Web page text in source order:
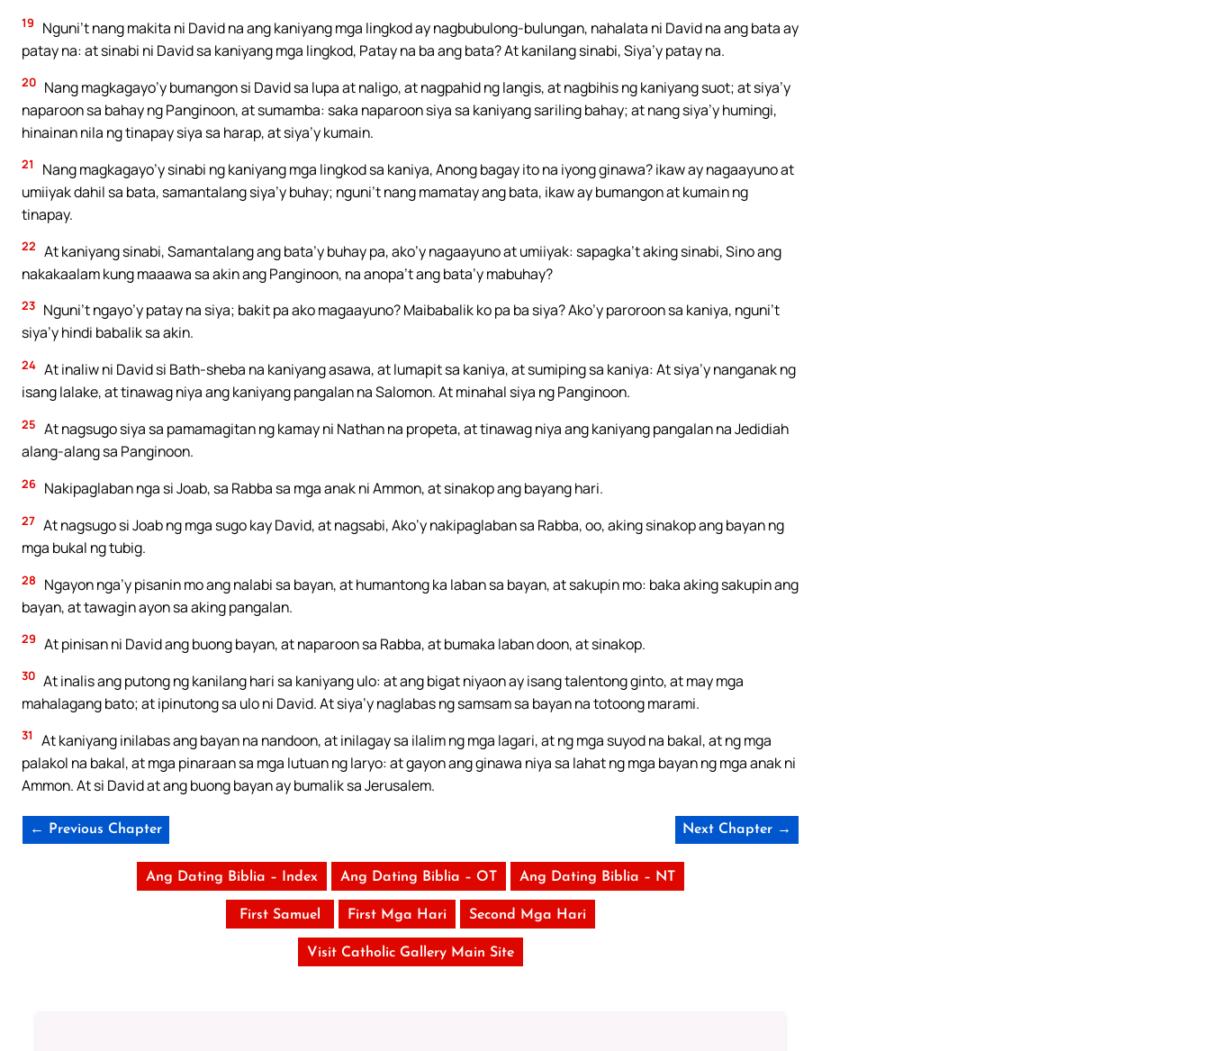
19
Nguni’t nang makita ni David na ang kaniyang mga lingkod ay nagbubulong-bulungan, nahalata ni David na ang bata ay
patay na: at sinabi ni David sa kaniyang mga lingkod, Patay na ba ang bata? At kanilang sinabi, Siya’y patay na.
20 Nang magkagayo’y bumangon si David sa lupa at naligo, at nagpahid ng langis, at nagbihis ng kaniyang suot; at siya’y
naparoon sa bahay ng Panginoon, at sumamba: saka naparoon siya sa kaniyang sariling bahay; at nang siya’y humingi,
hinainan nila ng tinapay siya sa harap, at siya’y kumain.
21
Nang magkagayo’y sinabi ng kaniyang mga lingkod sa kaniya, Anong bagay ito na iyong ginawa? ikaw ay nagaayuno at
umiiyak dahil sa bata, samantalang siya’y buhay; nguni’t nang mamatay ang bata, ikaw ay bumangon at kumain ng
tinapay.
22 At kaniyang sinabi, Samantalang ang bata’y buhay pa, ako’y nagaayuno at umiiyak: sapagka’t aking sinabi, Sino ang
nakakaalam kung maaawa sa akin ang Panginoon, na anopa’t ang bata’y mabuhay?
23 Nguni’t ngayo’y patay na siya; bakit pa ako magaayuno? Maibabalik ko pa ba siya? Ako’y paroroon sa kaniya, nguni’t
siya’y hindi babalik sa akin.
24 At inaliw ni David si Bath-sheba na kaniyang asawa, at lumapit sa kaniya, at sumiping sa kaniya: At siya’y nanganak ng
isang lalake, at tinawag niya ang kaniyang pangalan na Salomon. At minahal siya ng Panginoon.
25 At nagsugo siya sa pamamagitan ng kamay ni Nathan na propeta, at tinawag niya ang kaniyang pangalan na Jedidiah
alang-alang sa Panginoon.
26 Nakipaglaban nga si Joab, sa Rabba sa mga anak ni Ammon, at sinakop ang bayang hari.
27 At nagsugo si Joab ng mga sugo kay David, at nagsabi, Ako’y nakipaglaban sa Rabba, oo, aking sinakop ang bayan ng
mga bukal ng tubig.
28
Ngayon nga’y pisanin mo ang nalabi sa bayan, at humantong ka laban sa bayan, at sakupin mo: baka aking sakupin ang
bayan, at tawagin ayon sa aking pangalan.
29 At pinisan ni David ang buong bayan, at naparoon sa Rabba, at bumaka laban doon, at sinakop.
30 At inalis ang putong ng kanilang hari sa kaniyang ulo: at ang bigat niyaon ay isang talentong ginto, at may mga
mahalagang bato; at ipinutong sa ulo ni David. At siya’y naglabas ng samsam sa bayan na totoong marami.
31
At kaniyang inilabas ang bayan na nandoon, at inilagay sa ilalim ng mga lagari, at ng mga suyod na bakal, at ng mga
palakol na bakal, at mga pinaraan sa mga lutuan ng laryo: at gayon ang ginawa niya sa lahat ng mga bayan ng mga anak ni
Ammon. At si David at ang buong bayan ay bumalik sa Jerusalem.
← Previous Chapter Next Chapter →
Ang Dating Biblia – Index Ang Dating Biblia – OT Ang Dating Biblia – NT
First Samuel First Mga Hari Second Mga Hari
Visit Catholic Gallery Main Site